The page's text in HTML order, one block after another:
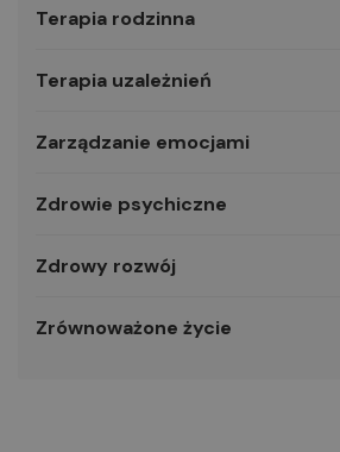
Terapia rodzinna
Terapia uzależnień
Zarządzanie emocjami
Zdrowie psychiczne
Zdrowy rozwój
Zrównoważone życie